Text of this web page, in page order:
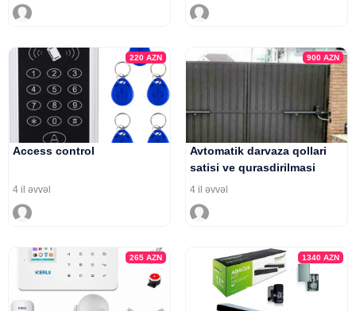
220AZN
Access control
4 il əvvəl
900 AZN
Avtomatik darvaza qollari
satisi ve qurasdirilmasi
4 il əvvəl
265AZN 1340 AZN